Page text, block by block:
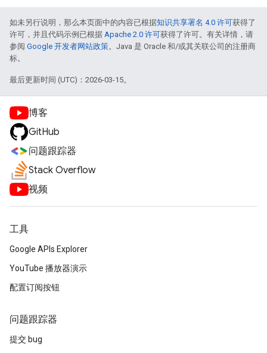
如未另行说明，那么本页面中的内容已根据知识共享署名 4.0 许可获得了
许可，并且代码示例已根据 Apache 2.0 许可获得了许可。有关详情，请
参阅 Google 开发者网站政策。Java 是 Oracle 和/或其关联公司的注册商
标。
最后更新时间 (UTC)：2026-03-15。
博客
GitHub
问题跟踪器
Stack Overflow
视频
工具
Google APIs Explorer
YouTube 播放器演示
配置订阅按钮
问题跟踪器
提交 bug